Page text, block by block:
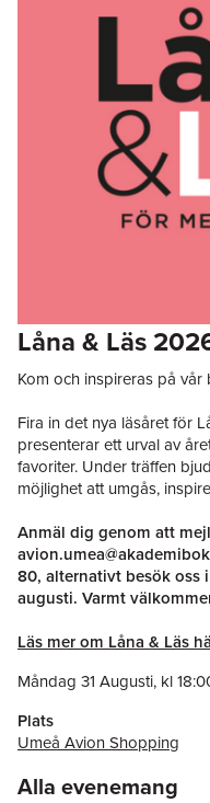
Låna & Läs
Kom och inspireras på vår
Fira in det nya läsåret för
presenterar ett urval av
favoriter. Under träffen
möjlighet att umgås,
Anmäl dig genom att
80, alternativt besök oss
augusti. Varmt
Läs mer om Låna & Läs
Måndag 31 Augusti, kl
Plats
Umeå Avion Shopping
Alla evenemang